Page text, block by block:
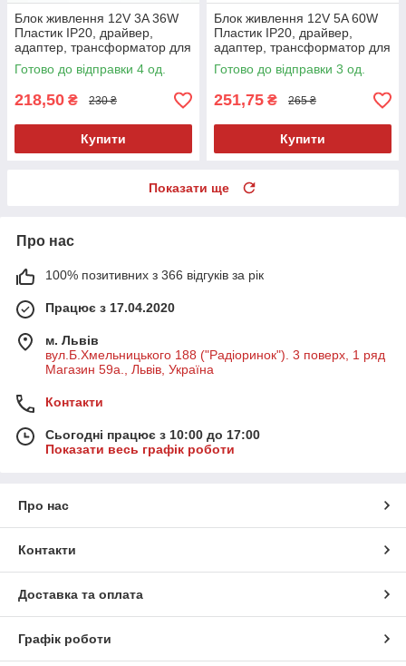
Блок живлення 12V 3A 36W
Пластик IP20, драйвер,
адаптер, трансформатор для
світлодіодної LED стрічки
Готово до відправки 4 од.
218,50 ₴ 230 ₴
Купити
Блок живлення 12V 5A 60W
Пластик IP20, драйвер,
адаптер, трансформатор для
світлодіодної LED стрічки
Готово до відправки 3 од.
251,75 ₴ 265 ₴
Купити
Показати ще
Про нас
100% позитивних з 366 відгуків за рік
Працює з 17.04.2020
м. Львів
вул.Б.Хмельницького 188 ("Радіоринок"). 3 поверх, 1 ряд
Магазин 59а., Львів, Україна
Контакти
Сьогодні працює з 10:00 до 17:00
Показати весь графік роботи
Про нас
Контакти
Доставка та оплата
Графік роботи